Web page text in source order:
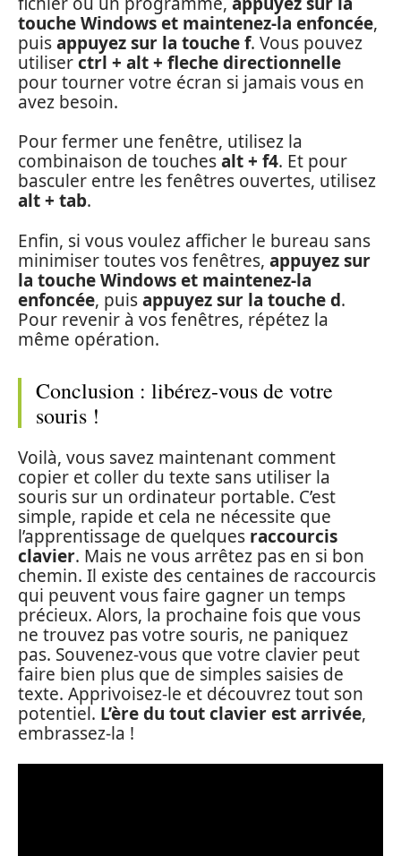
touche Windows et maintenez-la enfoncée,
puisappuyez sur la touche f. Vous pouvez
utiliserctrl + alt + fleche directionnelle
pour tourner votre écran si jamais vous en
avez besoin.
Pour fermer une fenêtre, utilisez la
combinaison de touchesalt + f4. Et pour
basculer entre les fenêtres ouvertes, utilisez
alt + tab.
Enfin, si vous voulez afficher le bureau sans
minimiser toutes vos fenêtres, appuyez sur
la touche Windows et maintenez-la
enfoncée, puisappuyez sur la touche d.
Pour revenir à vos fenêtres, répétez la
même opération.
Conclusion : libérez-vous de votre
souris !
Voilà, vous savez maintenant comment
copier et coller du texte sans utiliser la
souris sur un ordinateur portable. C’est
simple, rapide et cela ne nécessite que
l’apprentissage de quelques raccourcis
clavier. Mais ne vous arrêtez pas en si bon
chemin. Il existe des centaines de raccourcis
qui peuvent vous faire gagner un temps
précieux. Alors, la prochaine fois que vous
ne trouvez pas votre souris, ne paniquez
pas. Souvenez-vous que votre clavier peut
faire bien plus que de simples saisies de
texte. Apprivoisez-le et découvrez tout son
potentiel. L’ère du tout clavier est arrivée,
embrassez-la !